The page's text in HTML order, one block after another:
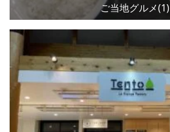
ご当地グルメ(1)